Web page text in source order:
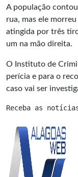
A população
rua, mas ele
atingida por três
um na mão direita.
O Instituto de
perícia e para o
caso vai ser
Receba as